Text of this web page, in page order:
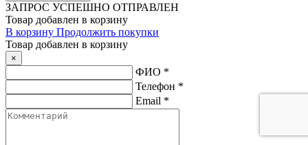
ЗАПРОС УСПЕШНО ОТПРАВЛЕН
Товар добавлен в корзину
В корзину Продолжить покупки
Товар добавлен в корзину
×
ФИО *
Телефон *
Email *